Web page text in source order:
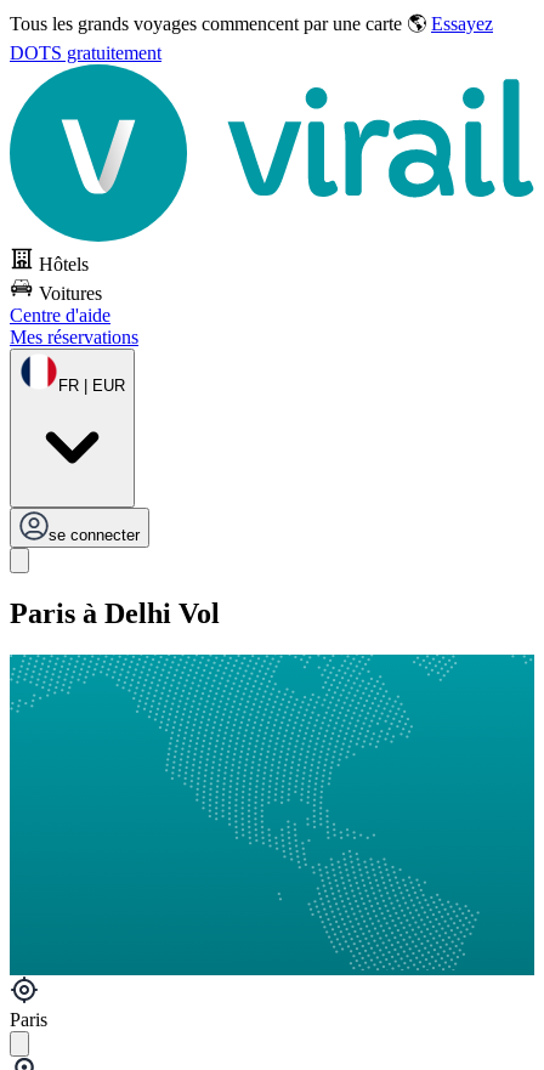
Tous les grands voyages commencent par une carte 🌎 Essayez
DOTS gratuitement
Hôtels
Voitures
Centre d'aide
Mes réservations
FR | EUR
se connecter
Paris à Delhi Vol
Paris